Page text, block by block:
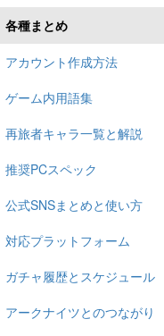
各種まとめ
アカウント作成方法
ゲーム内用語集
再旅者キャラ一覧と解説
推奨PCスペック
公式SNSまとめと使い方
対応プラットフォーム
ガチャ履歴とスケジュール
アークナイツとのつながり